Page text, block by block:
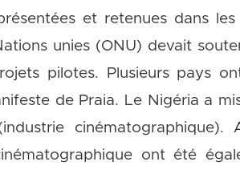
et retenues dans
unies (ONU) devait
pilotes. Plusieurs pays
de Praia. Le Nigéria a
cinématographique).
ont été